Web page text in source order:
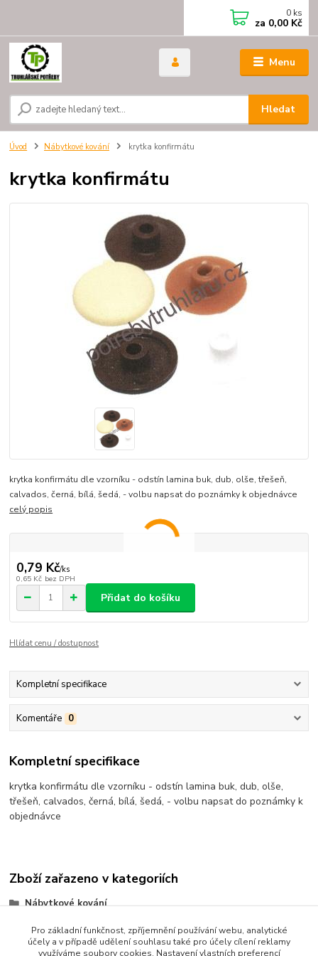
Menu
Hledat
0 ks
za 0,00 Kč
Úvod Nábytkové kování krytka konfirmátu
krytka konfirmátu
krytka konfirmátu dle vzorníku - odstín lamina buk, dub, olše, třešeň,
calvados, černá, bílá, šedá, - volbu napsat do poznámky k objednávce
celý popis
0,79 Kč/ks
0,65 Kč bez DPH
Přidat do košíku
Hlídat cenu / dostupnost
Kompletní specifikace
Komentáře 0
Kompletní specifikace
krytka konfirmátu dle vzorníku - odstín lamina buk, dub, olše,
třešeň, calvados, černá, bílá, šedá, - volbu napsat do poznámky k
objednávce
Zboží zařazeno v kategoriích
Nábytkové kování
Plastové kování
Pro základní funkčnost, zpříjemnění používání webu, analytické
účely a v případě udělení souhlasu také pro účely cílení reklamy
využíváme soubory cookies. Nastavení vlastních preferencí